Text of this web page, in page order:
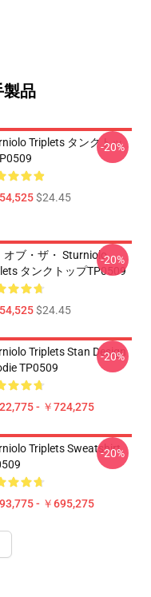
製品
Triplets タンクトッ
$24.45
-20%
オブ・ザ・ Sturniolo
タンクトップTP0509
$24.45
-20%
Triplets Stan Design
TP0509
- ￥724,275
-20%
Triplets Sweatshirt
- ￥695,275
-20%